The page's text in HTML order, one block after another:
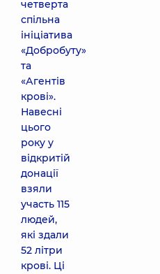
четверта
спільна
ініціатива
«Добробуту»
та
«Агентів
крові».
Навесні
цього
року у
відкритій
донації
взяли
участь 115
людей,
які здали
52 літри
крові. Ці